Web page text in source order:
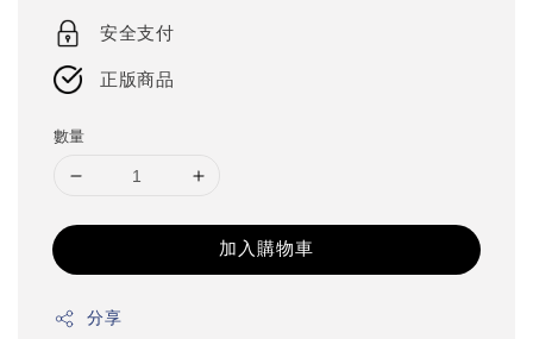
price
安全支付
正版商品
數量
加入購物車
分享